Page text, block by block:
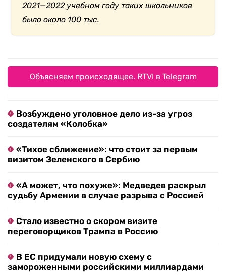
2021—2022 учебном году таких школьников
было около 100 тыс.
Объясняем происходящее. RTVI в Telegram
Возбуждено уголовное дело из-за угроз
создателям «Колобка»
«Тихое сближение»: что стоит за первым
визитом Зеленского в Сербию
«А может, что похуже»: Медведев раскрыл
судьбу Армении в случае разрыва с Россией
Стало известно о скором визите
переговорщиков Трампа в Россию
В ЕС придумали новую схему с
замороженными российскими миллиардами